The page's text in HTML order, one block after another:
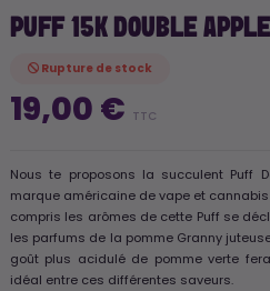
PUFF 15K DOUBLE
Rupture de stock
19,00 € TTC
Nous te proposons la succulent Puff
marque américaine de vape et
compris les arômes de cette Puff se
les parfums de la pomme Granny
goût plus acidulé de pomme verte
idéal entre ces différentes saveurs.